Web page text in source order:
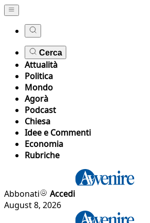
Cerca
Attualità
Politica
Mondo
Agorà
Podcast
Chiesa
Idee e Commenti
Economia
Rubriche
Abbonati
Accedi
August 8, 2026